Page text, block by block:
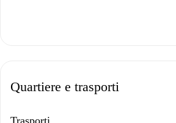
Quartiere e trasporti
Trasporti